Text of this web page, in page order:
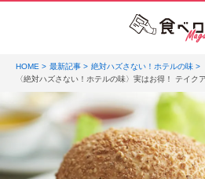
HOME 最新記事
絶対ハズさない！ホテルの味
〈絶対ハズさない！ホテルの味〉実はお得！ テイク